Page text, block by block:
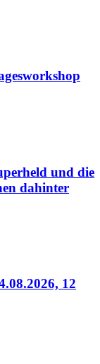
und die
dahinter
12